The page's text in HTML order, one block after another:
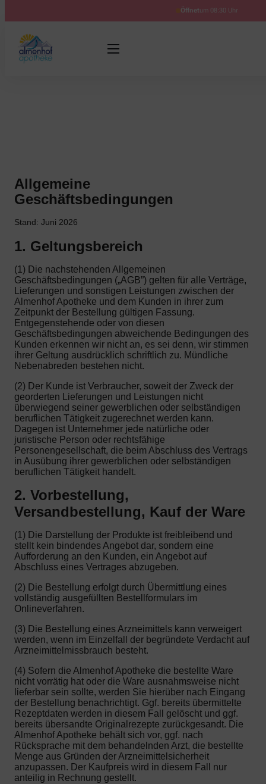
Öffnetum 08:30 Uhr
Allgemeine
Geschäftsbedingungen
Stand: Juni 2026
1. Geltungsbereich
(1) Die nachstehenden Allgemeinen
Geschäftsbedingungen („AGB”) gelten für alle Verträge,
Lieferungen und sonstigen Leistungen zwischen der
Almenhof Apotheke und dem Kunden in ihrer zum
Zeitpunkt der Bestellung gültigen Fassung.
Entgegenstehende oder von diesen
Geschäftsbedingungen abweichende Bedingungen des
Kunden erkennen wir nicht an, es sei denn, wir stimmen
ihrer Geltung ausdrücklich schriftlich zu. Mündliche
Nebenabreden bestehen nicht.
(2) Der Kunde ist Verbraucher, soweit der Zweck der
georderten Lieferungen und Leistungen nicht
überwiegend seiner gewerblichen oder selbständigen
beruflichen Tätigkeit zugerechnet werden kann.
Dagegen ist Unternehmer jede natürliche oder
juristische Person oder rechtsfähige
Personengesellschaft, die beim Abschluss des Vertrags
in Ausübung ihrer gewerblichen oder selbständigen
beruflichen Tätigkeit handelt.
2. Vorbestellung,
Versandbestellung, Kauf der Ware
(1) Die Darstellung der Produkte ist freibleibend und
stellt kein bindendes Angebot dar, sondern eine
Aufforderung an den Kunden, ein Angebot auf
Abschluss eines Vertrages abzugeben.
(2) Die Bestellung erfolgt durch Übermittlung eines
vollständig ausgefüllten Bestellformulars im
Onlineverfahren.
(3) Die Bestellung eines Arzneimittels kann verweigert
werden, wenn im Einzelfall der begründete Verdacht auf
Arzneimittelmissbrauch besteht.
(4) Sofern die Almenhof Apotheke die bestellte Ware
nicht vorrätig hat oder die Ware ausnahmsweise nicht
lieferbar sein sollte, werden Sie hierüber nach Eingang
der Bestellung benachrichtigt. Ggf. bereits übermittelte
Rezeptdaten werden in diesem Fall gelöscht und ggf.
bereits übersandte Originalrezepte zurückgesandt. Die
Almenhof Apotheke behält sich vor, ggf. nach
Rücksprache mit dem behandelnden Arzt, die bestellte
Menge aus Gründen der Arzneimittelsicherheit
anzupassen. Der Kaufpreis wird in diesem Fall nur
anteilig in Rechnung gestellt.